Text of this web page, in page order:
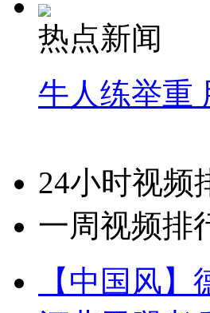
热点新闻
牛人练举重
24小时视频
一周视频排
【中国风